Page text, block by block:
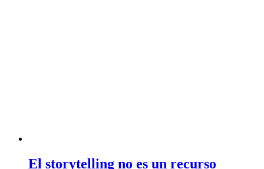
El storytelling no es un recurso